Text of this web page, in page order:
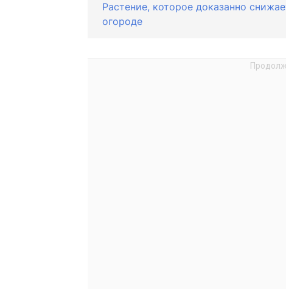
Растение, которое доказанно
огороде